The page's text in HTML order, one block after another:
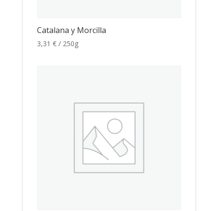
Catalana y Morcilla
3,31 € / 250g